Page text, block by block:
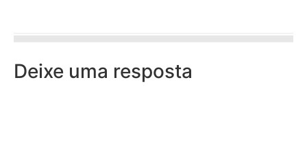
Deixe uma resposta